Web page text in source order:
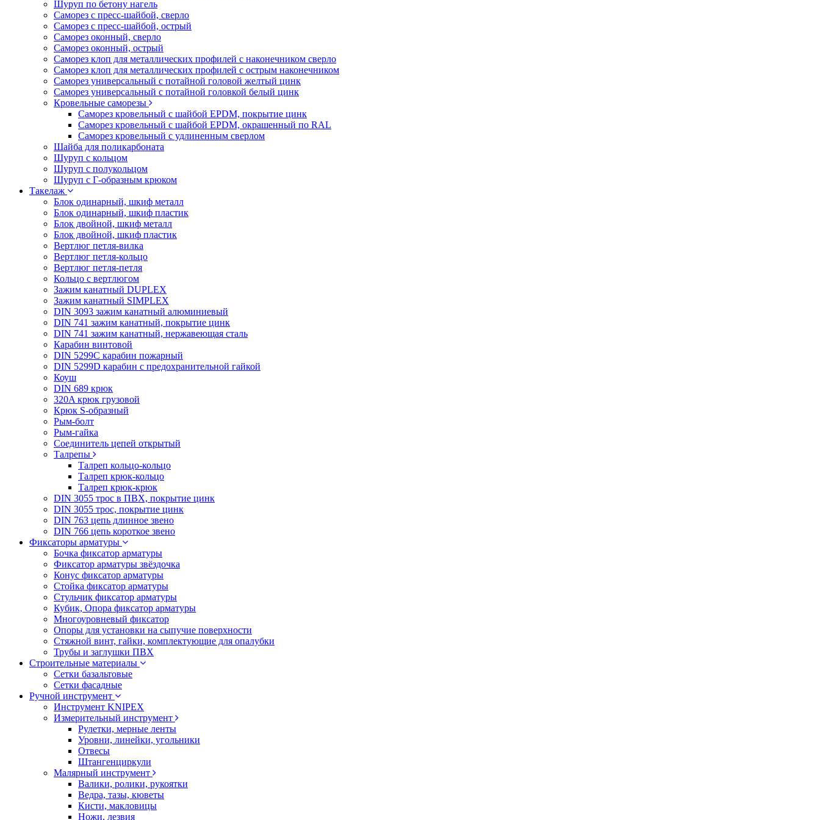
Шуруп по бетону нагель
Саморез с пресс-шайбой, сверло
Саморез с пресс-шайбой, острый
Саморез оконный, сверло
Саморез оконный, острый
Саморез клоп для металлических профилей с наконечником сверло
Саморез клоп для металлических профилей с острым наконечником
Саморез универсальный с потайной головой желтый цинк
Саморез универсальный с потайной головкой белый цинк
Кровельные саморезы
Саморез кровельный с шайбой EPDM, покрытие цинк
Саморез кровельный с шайбой EPDM, окрашенный по RAL
Саморез кровельный с удлиненным сверлом
Шайба для поликарбоната
Шуруп с кольцом
Шуруп с полукольцом
Шуруп с Г-образным крюком
Такелаж
Блок одинарный, шкиф металл
Блок одинарный, шкиф пластик
Блок двойной, шкиф металл
Блок двойной, шкиф пластик
Вертлюг петля-вилка
Вертлюг петля-кольцо
Вертлюг петля-петля
Кольцо с вертлюгом
Зажим канатный DUPLEX
Зажим канатный SIMPLEX
DIN 3093 зажим канатный алюминиевый
DIN 741 зажим канатный, покрытие цинк
DIN 741 зажим канатный, нержавеющая сталь
Карабин винтовой
DIN 5299C карабин пожарный
DIN 5299D карабин с предохранительной гайкой
Коуш
DIN 689 крюк
320A крюк грузовой
Крюк S-образный
Рым-болт
Рым-гайка
Соединитель цепей открытый
Талрепы
Талреп кольцо-кольцо
Талреп крюк-кольцо
Талреп крюк-крюк
DIN 3055 трос в ПВХ, покрытие цинк
DIN 3055 трос, покрытие цинк
DIN 763 цепь длинное звено
DIN 766 цепь короткое звено
Фиксаторы арматуры
Бочка фиксатор арматуры
Фиксатор арматуры звёздочка
Конус фиксатор арматуры
Стойка фиксатор арматуры
Стульчик фиксатор арматуры
Кубик, Опора фиксатор арматуры
Многоуровневый фиксатор
Опоры для установки на сыпучие поверхности
Стяжной винт, гайки, комплектующие для опалубки
Трубы и заглушки ПВХ
Строительные материалы
Сетки базальтовые
Сетки фасадные
Ручной инструмент
Инструмент KNIPEX
Измерительный инструмент
Рулетки, мерные ленты
Уровни, линейки, угольники
Отвесы
Штангенциркули
Малярный инструмент
Валики, ролики, рукоятки
Ведра, тазы, кюветы
Кисти, макловицы
Ножи, лезвия